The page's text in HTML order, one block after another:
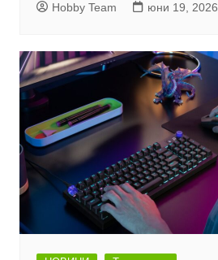
Hobby Team юни 19, 2026